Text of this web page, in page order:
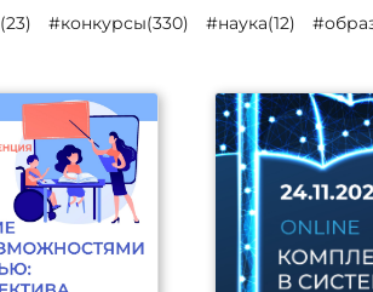
#конкурсы(330) #наука(12)